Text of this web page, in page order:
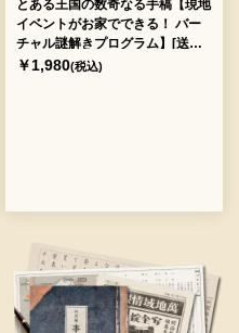
とある王国の数奇なる手稿【現地
イベントがお家でできる！ バー
チャル謎解きプログラム】[送料
ウエイト：2]
￥1,980(税込)